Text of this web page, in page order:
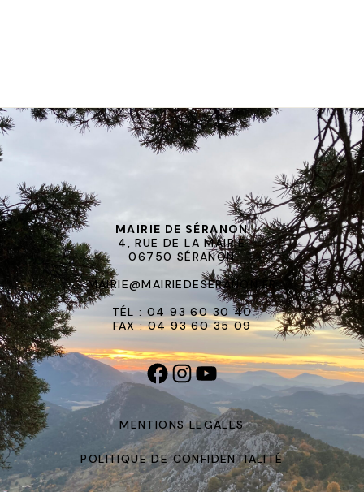
MAIRIE DE SÉRANON
4, RUE DE LA MAIRIE
06750 SÉRANON
MAIRIE@MAIRIEDESERANON.FR
TÉL : 04 93 60 30 40
FAX : 04 93 60 35 09
MENTIONS LEGALES
POLITIQUE DE CONFIDENTIALITÉ